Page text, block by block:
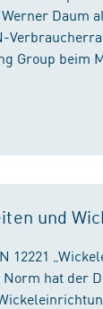
Daum
Group beim
und
12221
hat der